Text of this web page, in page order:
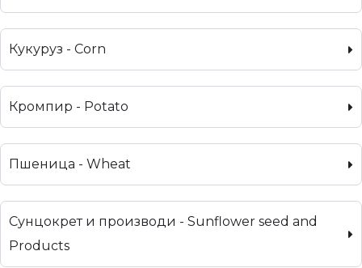
Кукуруз - Corn
Кромпир - Potato
Пшеница - Wheat
Сунцокрет и производи - Sunflower seed and
Products